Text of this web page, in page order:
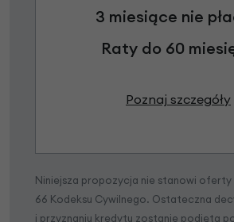
3 miesiące nie
Raty do 60
Poznaj szczegóły
Niniejsza propozycja nie stanowi oferty
66 Kodeksu Cywilnego. Ostateczna
i przyznaniu kredytu zostanie podjęta